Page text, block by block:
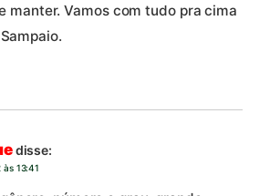
manter. Vamos com tudo pra cima
disse:
13:41